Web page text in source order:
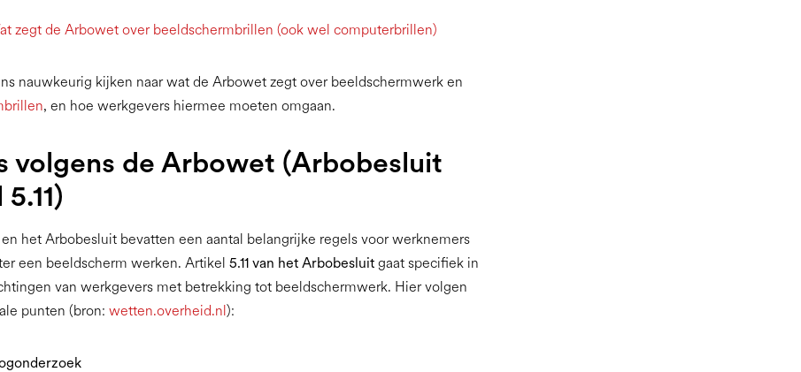
zegt de Arbowet over beeldschermbrillen (ook wel computerbrillen)
nauwkeurig kijken naar wat de Arbowet zegt over beeldschermwerk en
, en hoe werkgevers hiermee moeten omgaan.
volgens de Arbowet (Arbobesluit
het Arbobesluit bevatten een aantal belangrijke regels voor werknemers
een beeldscherm werken. Artikel 5.11 van het Arbobesluit gaat specifiek in
van werkgevers met betrekking tot beeldschermwerk. Hier volgen
punten (bron: wetten.overheid.nl):